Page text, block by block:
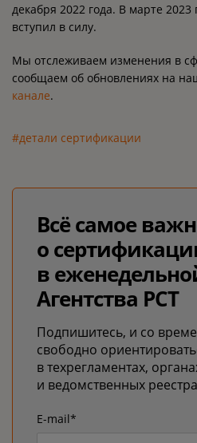
декабря 2022 года. В марте
вступил в силу.
Мы отслеживаем изменения в
сообщаем об обновлениях на
канале.
#детали сертификации
Всё самое
о
в
Агентства РСТ
Подпишитесь, и со
свободно
в техрегламентах,
и ведомственных
E-mail*